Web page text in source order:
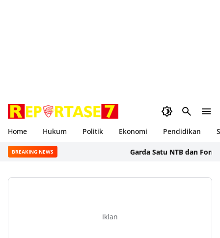
Home Hukum Politik Ekonomi Pendidikan
BREAKING NEWS Garda Satu NTB dan Formal
Iklan